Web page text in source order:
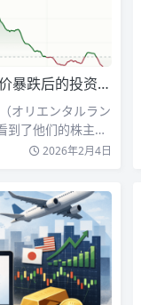
跌后的投资机会
オリエンタルラン
到了他们的株主优
2026年2月4日